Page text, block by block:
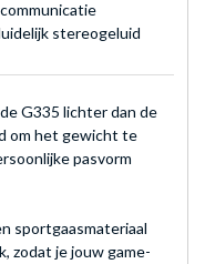
stereogeluid
G335 lichter dan de
om het gewicht te
pasvorm
sportgaasmateriaal
zodat je jouw game-